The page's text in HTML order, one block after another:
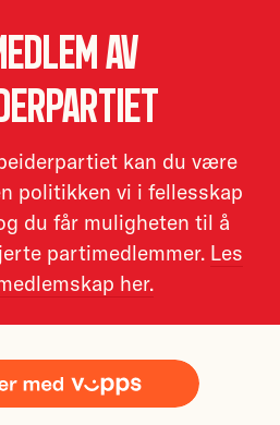
av
kan du være
politikken vi i fellesskap
du får muligheten til å
partimedlemmer. Les
her.